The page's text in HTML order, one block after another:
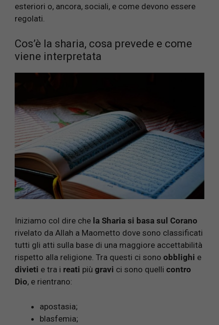
esteriori o, ancora, sociali, e come devono essere
regolati.
Cos’è la sharia, cosa prevede e come
viene interpretata
Iniziamo col dire che la Sharia si basa sul Corano
rivelato da Allah a Maometto dove sono classificati
tutti gli atti sulla base di una maggiore accettabilità
rispetto alla religione. Tra questi ci sono obblighi e
divieti e tra i reati più gravi ci sono quelli contro
Dio, e rientrano:
apostasia;
blasfemia;